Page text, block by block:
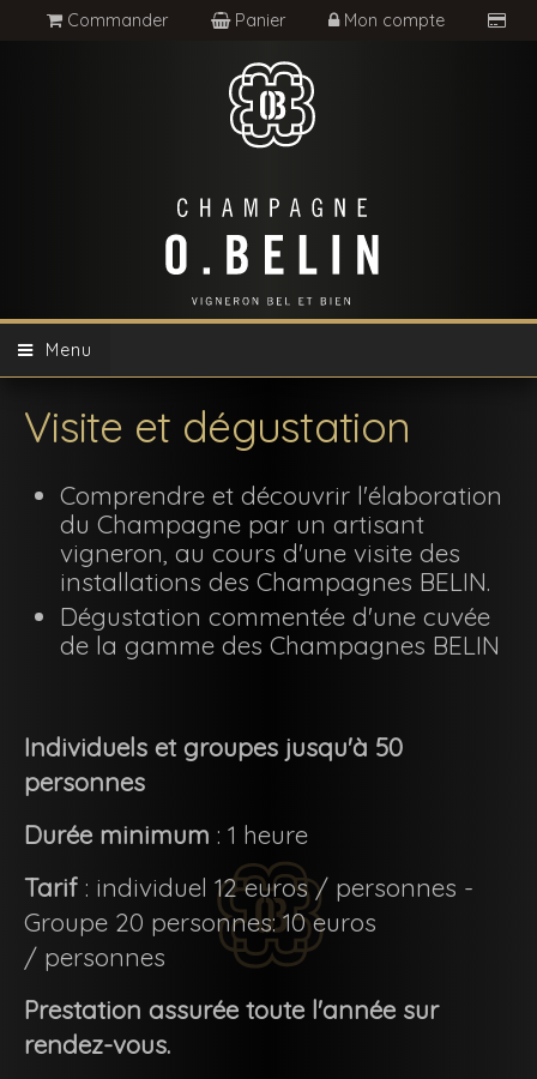
Commander Panier Mon compte
Menu
Visite et dégustation
Comprendre et découvrir l'élaboration
du Champagne par un artisant
vigneron, au cours d'une visite des
installations des Champagnes BELIN.
Dégustation commentée d'une cuvée
de la gamme des Champagnes BELIN
Individuels et groupes jusqu'à 50
personnes
Durée minimum : 1 heure
Tarif : individuel 12 euros / personnes -
Groupe 20 personnes: 10 euros
/ personnes
Prestation assurée toute l'année sur
rendez-vous.